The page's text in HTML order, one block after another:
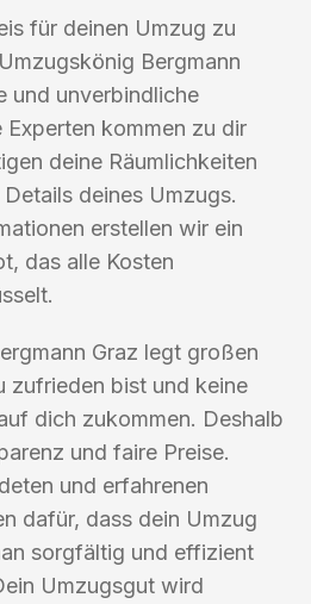
für deinen Umzug zu
Bergmann
und unverbindliche
Experten kommen zu dir
deine Räumlichkeiten
deines Umzugs.
erstellen wir ein
das alle Kosten
Graz legt großen
zufrieden bist und keine
dich zukommen. Deshalb
und faire Preise.
und erfahrenen
dafür, dass dein Umzug
sorgfältig und effizient
Umzugsgut wird